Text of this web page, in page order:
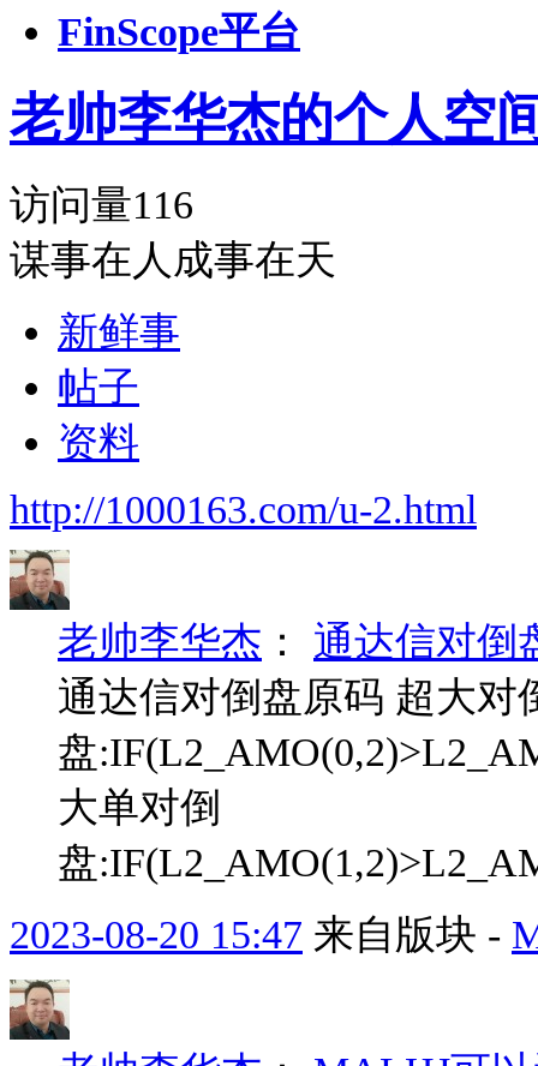
FinScope平台
老帅李华杰的个人空
访问量116
谋事在人成事在天
新鲜事
帖子
资料
http://1000163.com/u-2.html
老帅李华杰 ： 通达信对倒
通达信对倒盘原码 超大对
盘
大单对倒
盘
2023-08-20 15:47 来自版块 -